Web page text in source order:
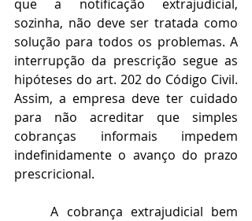
que a notificação extrajudicial,
sozinha, não deve ser tratada como
solução para todos os problemas. A
interrupção da prescrição segue as
hipóteses do art. 202 do Código Civil.
Assim, a empresa deve ter cuidado
para não acreditar que simples
cobranças informais impedem
indefinidamente o avanço do prazo
prescricional.
	A cobrança extrajudicial bem